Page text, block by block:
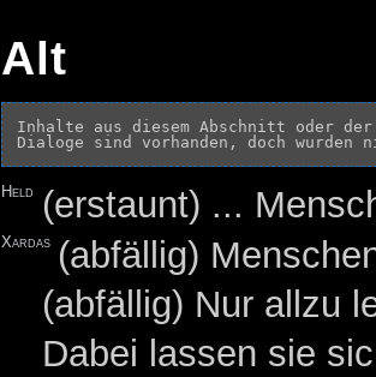
Alt
Inhalte aus diesem Abschnitt oder
Held (erstaunt) ...
Xardas (abfällig)
(abfällig) Nur allzu
Dabei lassen sie